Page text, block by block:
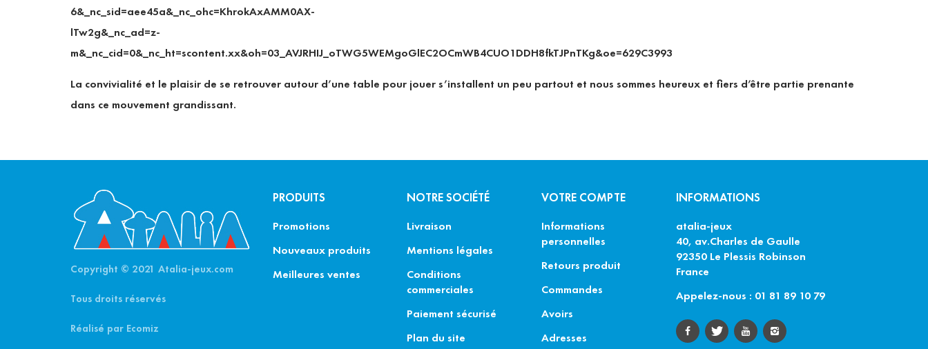
La convivialité et le plaisir de se retrouver autour d’une table pour jouer s’installent un peu partout et nous sommes heureux et fiers d’être partie prenante
dans ce mouvement grandissant.
Copyright © 2021 Atalia-jeux.com
Tous droits réservés
Réalisé par Ecomiz
PRODUITS
Promotions
Nouveaux produits
Meilleures ventes
NOTRE SOCIÉTÉ
Livraison
Mentions légales
Conditions
commerciales
Paiement sécurisé
Plan du site
VOTRE COMPTE
Informations
personnelles
Retours produit
Commandes
Avoirs
Adresses
INFORMATIONS
atalia-jeux
40, av.Charles de Gaulle
92350 Le Plessis Robinson
France
Appelez-nous : 01 81 89 10 79